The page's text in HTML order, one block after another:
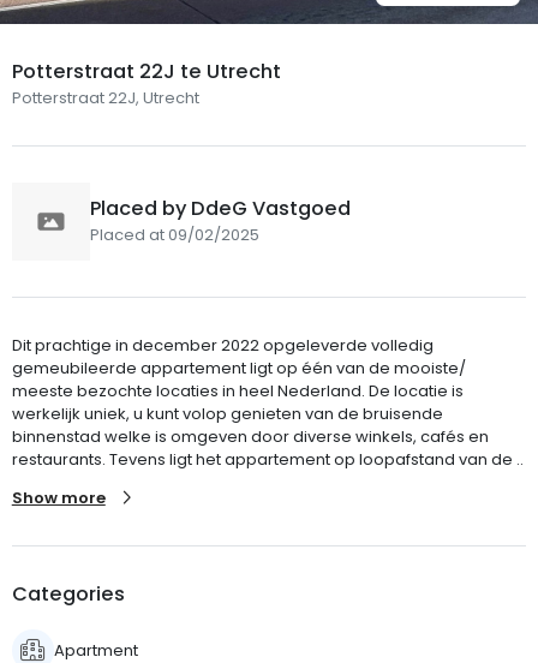
Potterstraat 22J te Utrecht
Potterstraat 22J, Utrecht
Placed by DdeG Vastgoed
Placed at 09/02/2025
Dit prachtige in december 2022 opgeleverde volledig
gemeubileerde appartement ligt op één van de mooiste/
meeste bezochte locaties in heel Nederland. De locatie is
werkelijk uniek, u kunt volop genieten van de bruisende
binnenstad welke is omgeven door diverse winkels, cafés en
restaurants. Tevens ligt het appartement op loopafstand van de ..
Show more
Categories
Apartment